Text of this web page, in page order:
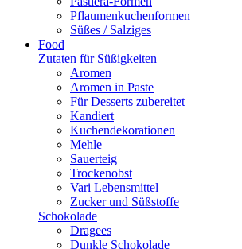
Pflaumenkuchenformen
Süßes / Salziges
Food
Zutaten für Süßigkeiten
Aromen
Aromen in Paste
Für Desserts zubereitet
Kandiert
Kuchendekorationen
Mehle
Sauerteig
Trockenobst
Vari Lebensmittel
Zucker und Süßstoffe
Schokolade
Dragees
Dunkle Schokolade